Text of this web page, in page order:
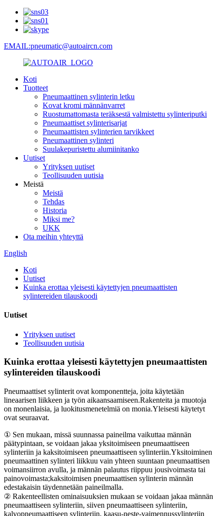
EMAIL:pneumatic@autoaircn.com
Koti
Tuotteet
Pneumaattinen sylinterin letku
Kovat kromi männänvarret
Ruostumattomasta teräksestä valmistettu sylinteriputki
Pneumaattiset sylinterisarjat
Pneumaattisten sylinterien tarvikkeet
Pneumaattinen sylinteri
Suulakepuristettu alumiinitanko
Uutiset
Yrityksen uutiset
Teollisuuden uutisia
Meistä
Meistä
Tehdas
Historia
Miksi me?
UKK
Ota meihin yhteyttä
English
Koti
Uutiset
Kuinka erottaa yleisesti käytettyjen pneumaattisten
sylintereiden tilauskoodi
Uutiset
Yrityksen uutiset
Teollisuuden uutisia
Kuinka erottaa yleisesti käytettyjen pneumaattisten
sylintereiden tilauskoodi
Pneumaattiset sylinterit ovat komponentteja, joita käytetään
lineaarisen liikkeen ja työn aikaansaamiseen.Rakenteita ja muotoja
on monenlaisia, ja luokitusmenetelmiä on monia.Yleisesti käytetyt
ovat seuraavat.
① Sen mukaan, missä suunnassa paineilma vaikuttaa männän
päätypintaan, se voidaan jakaa yksitoimiseen pneumaattiseen
sylinteriin ja kaksitoimiseen pneumaattiseen sylinteriin.Yksitoiminen
pneumaattinen sylinteri liikkuu vain yhteen suuntaan pneumaattisen
voimansiirron avulla, ja männän palautus riippuu jousivoimasta tai
painovoimasta;kaksitoimisen pneumaattisen sylinterin männän
edestakaisin täydennetään paineilmalla.
② Rakenteellisten ominaisuuksien mukaan se voidaan jakaa männän
pneumaattiseen sylinteriin, siiven pneumaattiseen sylinteriin,
kalvopneumaattiseen sylinteriin, kaasu-neste-vaimennussylinteriin